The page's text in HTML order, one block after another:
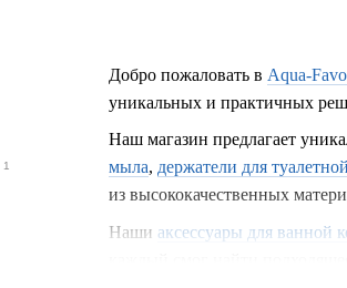
Добро пожаловать в Aqua-
уникальных и практичных
Наш магазин предлагает
мыла, держатели для
из высококачественных
Наши аксессуары для ванной
1